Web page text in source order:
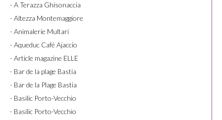
- A Terazza Ghisonaccia
- Altezza Montemaggiore
- Animalerie Multari
- Aqueduc Café Ajaccio
- Article magazine ELLE
- Bar de la plage Bastia
- Bar de la Plage Bastia
- Basilic Porto-Vecchio
- Basilic Porto-Vecchio